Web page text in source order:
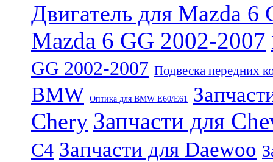
Двигатель для Mazda 6
Mazda 6 GG 2002-2007
GG 2002-2007 Подвеска передних
BMW Оптика для BMW E60/E61
Chery Запчасти для
C4 Запчасти для Daewoo